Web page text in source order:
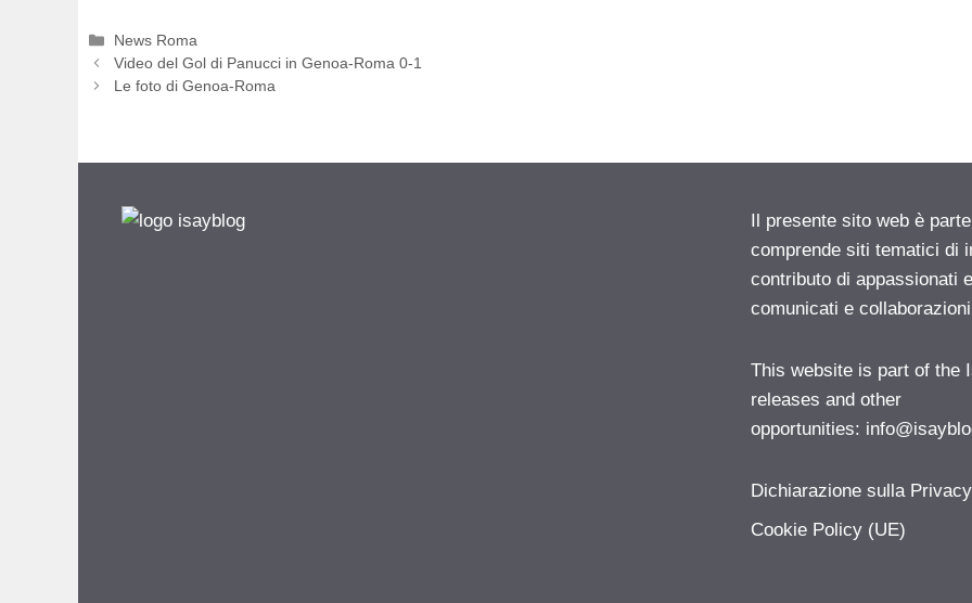
Categorie
News Roma
Video del Gol di Panucci in Genoa-Roma 0-1
Le foto di Genoa-Roma
Il presente sito web è
comprende siti tematici di
contributo di appassionati
comunicati e
This website is part of the
releases and other
opportunities:
Dichiarazione sulla
Cookie Policy (UE)